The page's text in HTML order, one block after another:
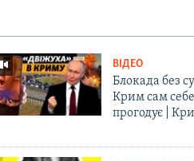
ВІДЕО
Блокада без
Крим сам
прогодує |